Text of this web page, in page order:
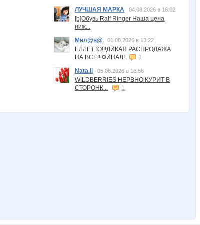
ЛУЧШАЯ МАРКА
04.08.2026 в 16:02
[b]Обувь Ralf Ringer Наша цена
ниж...
Мил@н@
01.08.2026 в 13:22
ЕЛЛЕТТО!!!ДИКАЯ РАСПРОДАЖА
НА ВСЁ!!!ФИНАЛ!
1
Nata.li
05.08.2026 в 16:56
WILDBERRIES НЕРВНО КУРИТ В
СТОРОНК...
1